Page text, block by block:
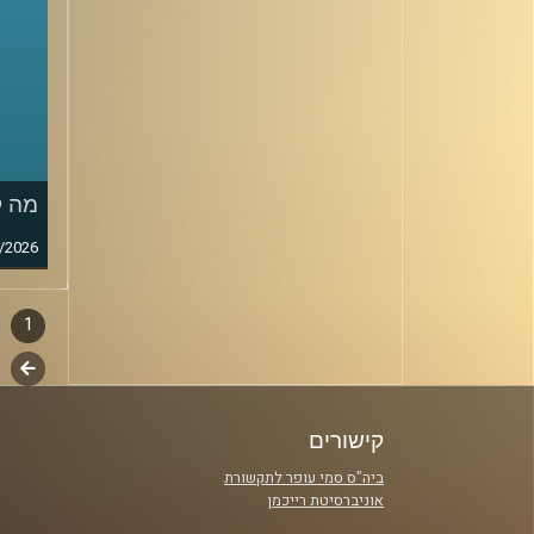
מה
סגירה
1
לשלב
קישורים
ביה"ס סמי עופר לתקשורת
אוניברסיטת רייכמן